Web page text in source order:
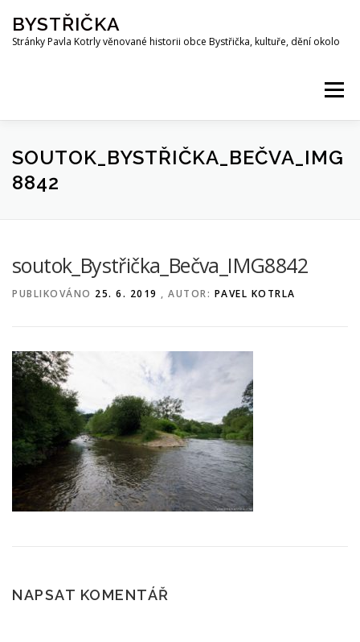
obsah
BYSTŘIČKA
Stránky Pavla Kotrly věnované historii obce Bystřička, kultuře, dění okolo
Menu
AKTUALITY HISTORIE PŘEHRADA BYSTŘIČKA
KE STAŽENÍ KOTRLA.COM ROZHLAS
ČTENÍ A POVĚSTI POČASÍ
ROUBENÉ STAVBY KAM NA VÝLET?
SOUTOK_BYSTŘIČKA_BEČVA_IMG
8842
soutok_Bystřička_Bečva_IMG8842
PUBLIKOVÁNO 25. 6. 2019 , AUTOR: PAVEL KOTRLA
NAPSAT KOMENTÁŘ